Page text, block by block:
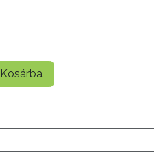
Kosárba